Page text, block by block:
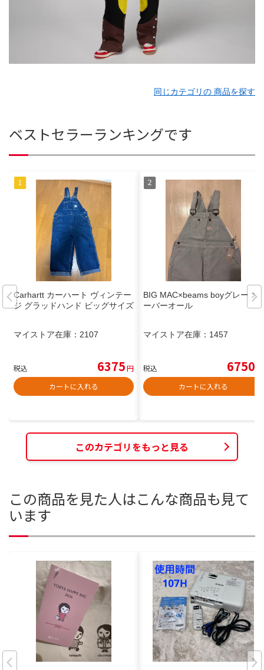
同じカテゴリの 商品を探す
ベストセラーランキングです
Carhartt カーハート ヴィンテー
ジ グラッドハンド ビッグサイズ
マイストア在庫： 2107
税込 6375円
カートに入れる
BIG MAC×beams boyグレー オ
ーバーオール
マイストア在庫： 1457
税込 6750
カートに入れる
このカテゴリをもっと見る
この商品を見た人はこんな商品も見て
います